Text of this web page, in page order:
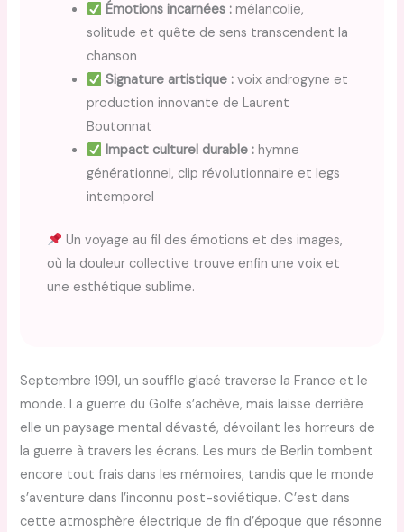
Émotions incarnées :mélancolie,
solitude et quête de sens transcendent la
chanson
Signature artistique :voix androgyne et
production innovante de Laurent
Boutonnat
Impact culturel durable :hymne
générationnel, clip révolutionnaire et legs
intemporel
Un voyage au fil des émotions et des images,
où la douleur collective trouve enfin une voix et
une esthétique sublime.
Septembre 1991, un souffle glacé traverse la France et le
monde. La guerre du Golfe s’achève, mais laisse derrière
elle un paysage mental dévasté, dévoilant les horreurs de
la guerre à travers les écrans. Les murs de Berlin tombent
encore tout frais dans les mémoires, tandis que le monde
s’aventure dans l’inconnu post-soviétique. C’est dans
cette atmosphère électrique de fin d’époque que résonne